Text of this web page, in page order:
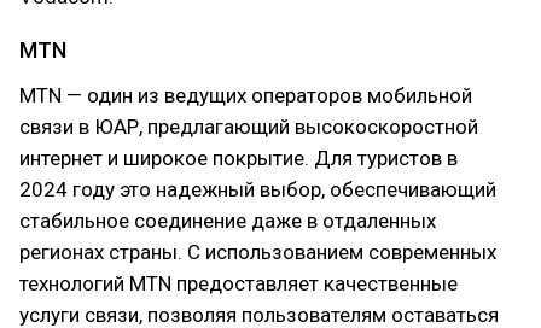
MTN
MTN — один из ведущих операторов мобильной
связи в ЮАР, предлагающий высокоскоростной
интернет и широкое покрытие. Для туристов в
2024 году это надежный выбор, обеспечивающий
стабильное соединение даже в отдаленных
регионах страны. С использованием современных
технологий MTN предоставляет качественные
услуги связи, позволяя пользователям оставаться